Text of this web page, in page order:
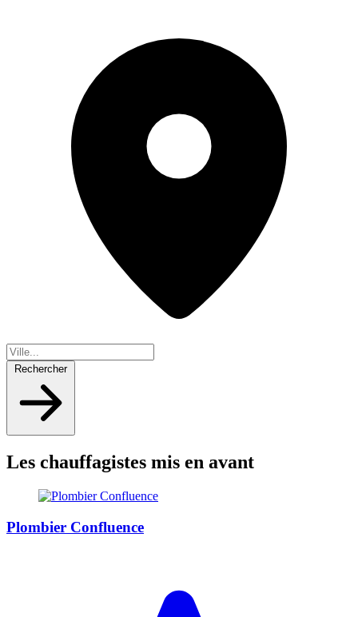
Rechercher
Les chauffagistes mis en avant
Plombier Confluence